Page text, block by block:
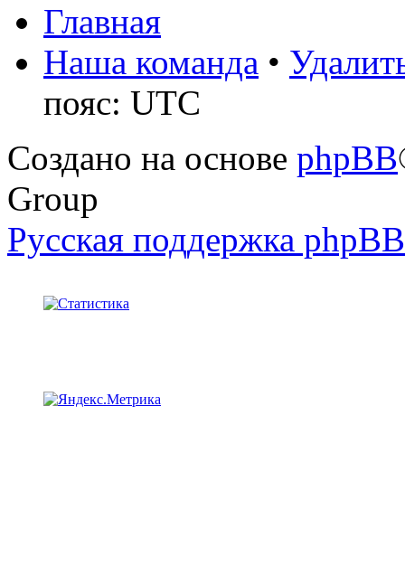
Главная
Наша команда •
пояс: UTC
Создано на основе phpBB
Group
Русская поддержка phpBB